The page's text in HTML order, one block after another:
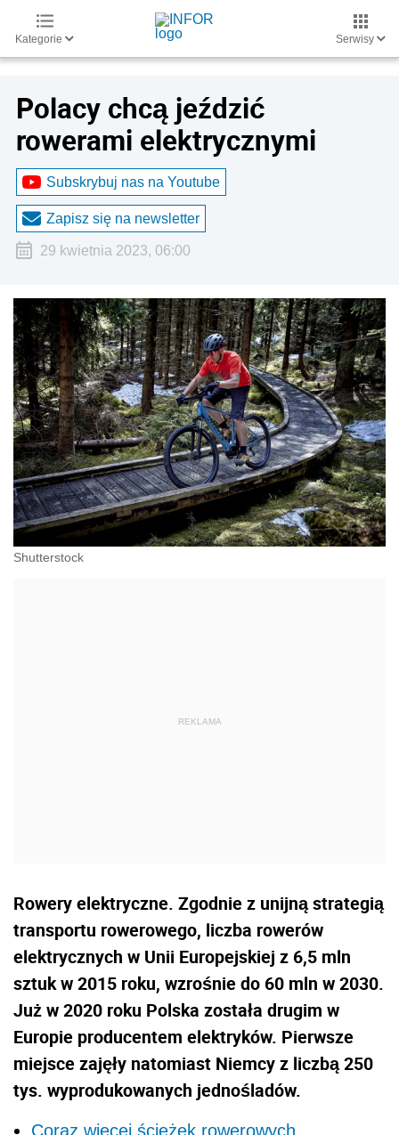
Kategorie Serwisy
Polacy chcą jeździć
rowerami elektrycznymi
Subskrybuj nas na Youtube
Zapisz się na newsletter
29 kwietnia 2023, 06:00
Shutterstock
Rowery elektryczne. Zgodnie z unijną strategią
transportu rowerowego, liczba rowerów
elektrycznych w Unii Europejskiej z 6,5 mln
sztuk w 2015 roku, wzrośnie do 60 mln w 2030.
Już w 2020 roku Polska została drugim w
Europie producentem elektryków. Pierwsze
miejsce zajęły natomiast Niemcy z liczbą 250
tys. wyprodukowanych jednośladów.
Coraz więcej ścieżek rowerowych